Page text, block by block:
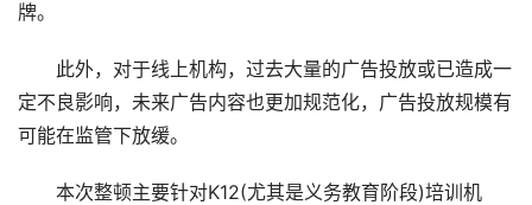
牌。
此外，对于线上机构，过去大量的广告投放或已造成一
定不良影响，未来广告内容也更加规范化，广告投放规模有
可能在监管下放缓。
本次整顿主要针对K12(尤其是义务教育阶段)培训机